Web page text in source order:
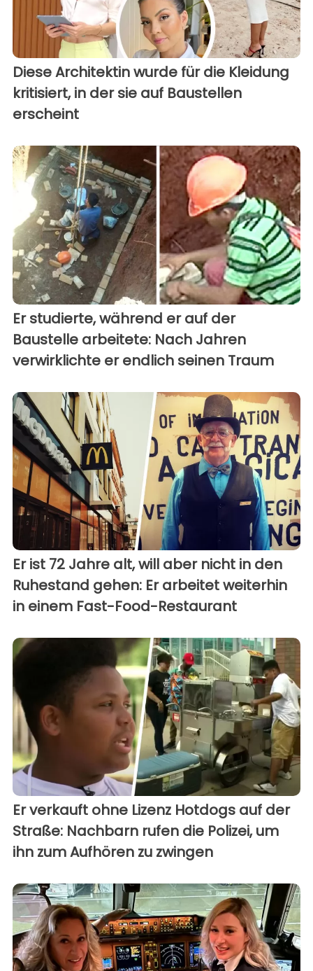
Diese Architektin wurde für die Kleidung
kritisiert, in der sie auf Baustellen
erscheint
Er studierte, während er auf der
Baustelle arbeitete: Nach Jahren
verwirklichte er endlich seinen Traum
Er ist 72 Jahre alt, will aber nicht in den
Ruhestand gehen: Er arbeitet weiterhin
in einem Fast-Food-Restaurant
Er verkauft ohne Lizenz Hotdogs auf der
Straße: Nachbarn rufen die Polizei, um
ihn zum Aufhören zu zwingen